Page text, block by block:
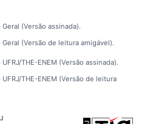
(Versão assinada).
Geral (Versão de leitura amigável).
THE-ENEM (Versão assinada).
THE-ENEM (Versão de leitura